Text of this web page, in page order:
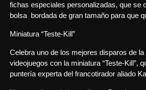
fichas especiales personalizadas, que se
bolsa bordada de gran tamaño para que
Miniatura “Teste-Kill”
Celebra uno de los mejores disparos de la
videojuegos con la miniatura “Teste-Kill”,
puntería experta del francotirador aliado